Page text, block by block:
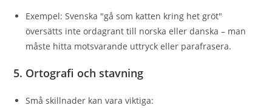
Exempel: Svenska "gå som katten kring het gröt"
översätts inte ordagrant till norska eller danska – man
måste hitta motsvarande uttryck eller parafrasera.
5. Ortografi och stavning
Små skillnader kan vara viktiga: